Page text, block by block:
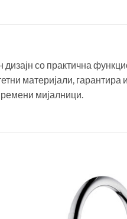
дизајн со практична
материјали,
мијалници.